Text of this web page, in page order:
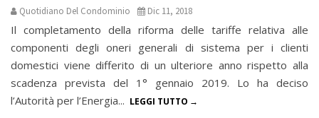
Quotidiano Del Condominio Dic 11, 2018
Il completamento della riforma delle tariffe relativa alle
componenti degli oneri generali di sistema per i clienti
domestici viene differito di un ulteriore anno rispetto alla
scadenza prevista del 1° gennaio 2019. Lo ha deciso
l’Autorità per l’Energia... LEGGI TUTTO